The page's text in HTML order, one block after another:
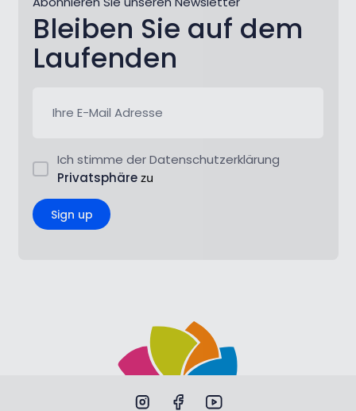
Bleiben Sie auf dem
Laufenden
Ich stimme der Datenschutzerklärung
Privatsphäre zu
Sign up